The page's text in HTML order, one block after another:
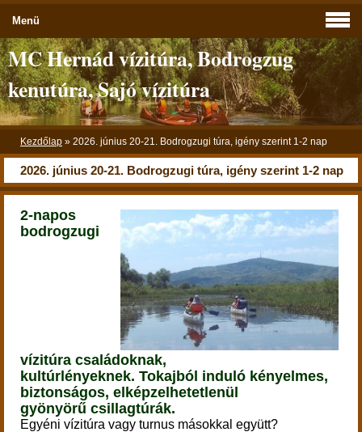
MC Hernád vízitúra, Bodrogzug
kenutúra, Sajó vízitúra
Kezdőlap » 2026. június 20-21. Bodrogzugi túra, igény szerint 1-2 nap
2026. június 20-21. Bodrogzugi túra, igény szerint 1-2 nap
2-napos
bodrogzugi
vízitúra családoknak,
kultúrlényeknek. Tokajból induló kényelmes,
biztonságos, elképzelhetetlenül
gyönyörű csillagtúrák.
Egyéni vízitúra vagy turnus másokkal együtt?
Menü